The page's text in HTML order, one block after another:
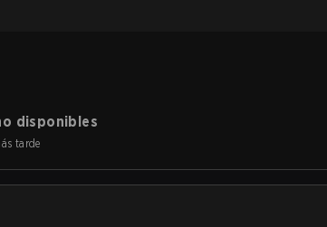
disponibles
tarde